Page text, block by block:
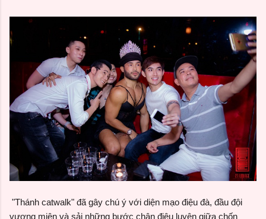
"Thánh catwalk" đã gây chú ý với diện mạo điệu đà, đầu đội
vương miện và sải những bước chân điêu luyện giữa chốn